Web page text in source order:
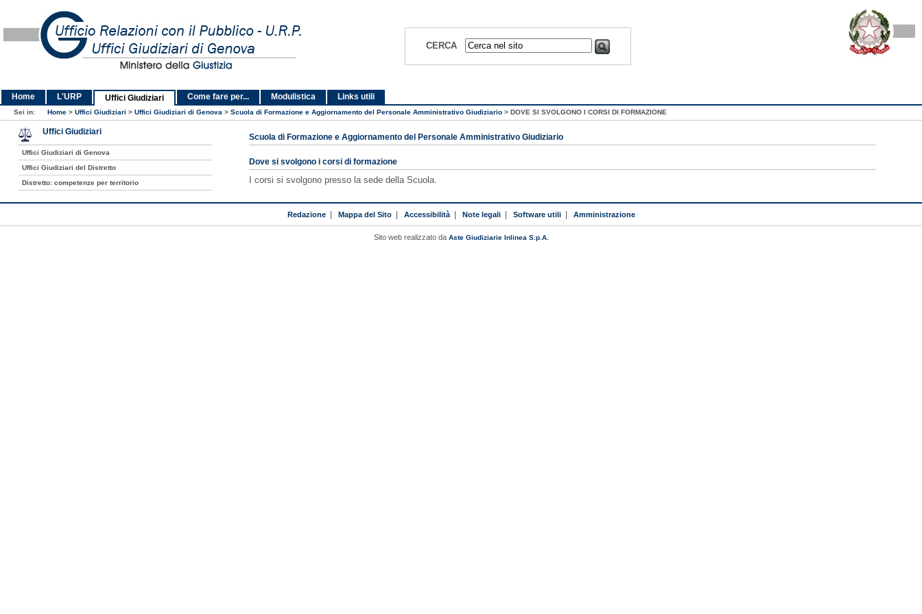
CERCA
Home L'URP Uffici Giudiziari Come fare per... Modulistica Links utili
Sei in: Home > Uffici Giudiziari > Uffici Giudiziari di Genova > Scuola di Formazione e Aggiornamento del Personale Amministrativo Giudiziario > DOVE SI SVOLGONO I CORSI DI FORMAZIONE
Scuola di Formazione e Aggiornamento del Personale Amministrativo Giudiziario
Dove si svolgono i corsi di formazione
I corsi si svolgono presso la sede della Scuola.
Uffici Giudiziari
Uffici Giudiziari di Genova
Uffici Giudiziari del Distretto
Distretto: competenze per territorio
Redazione| Mappa del Sito| Accessibilità| Note legali| Software utili| Amministrazione
Sito web realizzato da Aste Giudiziarie Inlinea S.p.A.